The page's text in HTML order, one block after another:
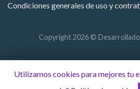
Condiciones generales de uso y
Copyright 2026 ©
Utilizamos cookies para mejores tu